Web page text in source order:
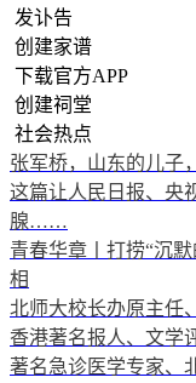
发讣告
创建家谱
下载官方APP
创建祠堂
社会热点
张军桥，山东的儿子
这篇让人民日报、央
腺……
青春华章丨打捞“沉
相
北师大校长办原主任
香港著名报人、文学
著名急诊医学专家、